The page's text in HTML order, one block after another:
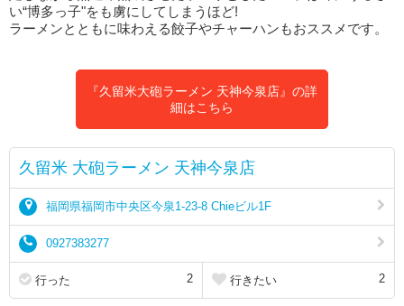
い“博多っ子"をも虜にしてしまうほど!
ラーメンとともに味わえる餃子やチャーハンもおススメです。
『久留米大砲ラーメン 天神今泉店』の詳
細はこちら
久留米 大砲ラーメン 天神今泉店
福岡県福岡市中央区今泉1-23-8 Chieビル1F
0927383277
行った 2 行きたい 2